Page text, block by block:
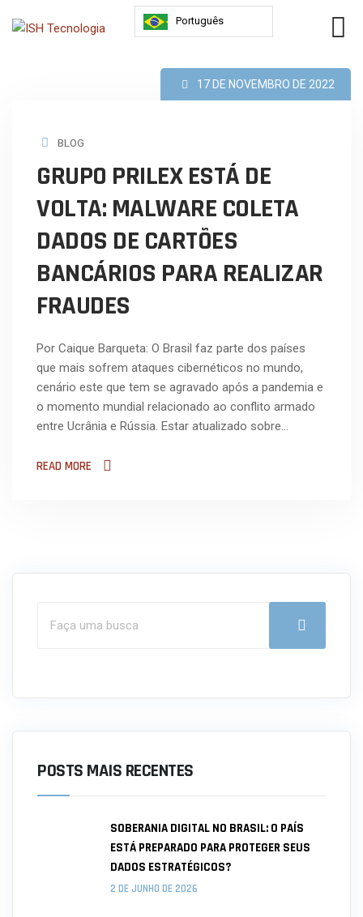
Português
17 DE NOVEMBRO DE 2022
BLOG
GRUPO PRILEX ESTÁ DE
VOLTA: MALWARE COLETA
DADOS DE CARTÕES
BANCÁRIOS PARA REALIZAR
FRAUDES
Por Caique Barqueta: O Brasil faz parte dos países
que mais sofrem ataques cibernéticos no mundo,
cenário este que tem se agravado após a pandemia e
o momento mundial relacionado ao conflito armado
entre Ucrânia e Rússia. Estar atualizado sobre…
READ MORE
POSTS MAIS RECENTES
SOBERANIA DIGITAL NO BRASIL: O PAÍS
ESTÁ PREPARADO PARA PROTEGER SEUS
DADOS ESTRATÉGICOS?
2 DE JUNHO DE 2026